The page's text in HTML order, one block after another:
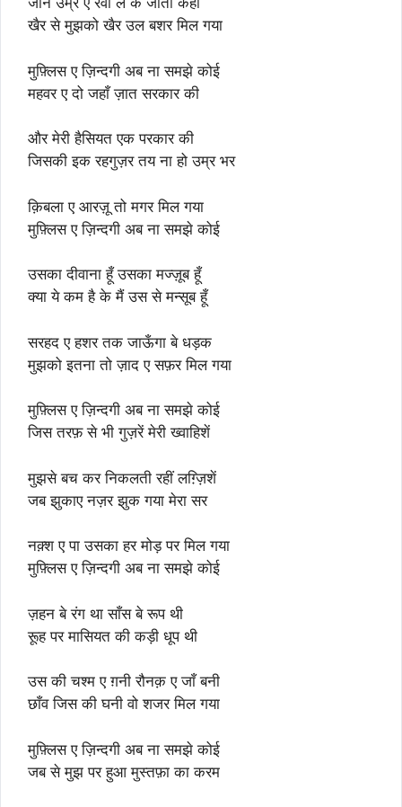
खैर से मुझको खैर उल बशर मिल गया
मुफ़्लिस ए ज़िन्दगी अब ना समझे कोई
महवर ए दो जहाँ ज़ात सरकार की
और मेरी हैसियत एक परकार की
जिसकी इक रहगुज़र तय ना हो उम्र भर
क़िबला ए आरज़ू तो मगर मिल गया
मुफ़्लिस ए ज़िन्दगी अब ना समझे कोई
उसका दीवाना हूँ उसका मज्ज़ूब हूँ
क्या ये कम है के मैं उस से मन्सूब हूँ
सरहद ए हशर तक जाऊँगा बे धड़क
मुझको इतना तो ज़ाद ए सफ़र मिल गया
मुफ़्लिस ए ज़िन्दगी अब ना समझे कोई
जिस तरफ़ से भी गुज़रें मेरी ख्वाहिशें
मुझसे बच कर निकलती रहीं लग़्ज़िशें
जब झुकाए नज़र झुक गया मेरा सर
नक़्श ए पा उसका हर मोड़ पर मिल गया
मुफ़्लिस ए ज़िन्दगी अब ना समझे कोई
ज़हन बे रंग था साँस बे रूप थी
रूूह पर मासियत की कड़ी धूप थी
उस की चश्म ए ग़नी रौनक़ ए जाँ बनी
छाँव जिस की घनी वो शजर मिल गया
मुफ़्लिस ए ज़िन्दगी अब ना समझे कोई
जब से मुझ पर हुआ मुस्तफ़ा का करम